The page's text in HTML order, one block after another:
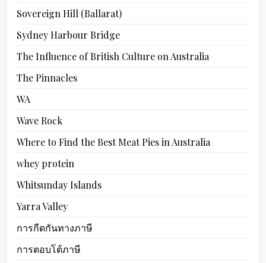
Sovereign Hill (Ballarat)
Sydney Harbour Bridge
The Influence of British Culture on Australia
The Pinnacles
WA
Wave Rock
Where to Find the Best Meat Pies in Australia
whey protein
Whitsunday Islands
Yarra Valley
การกีดกันทางภาษี
การตอบโต้ภาษี